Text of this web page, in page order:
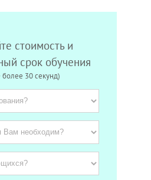
стоимость и
срок обучения
более 30 секунд)